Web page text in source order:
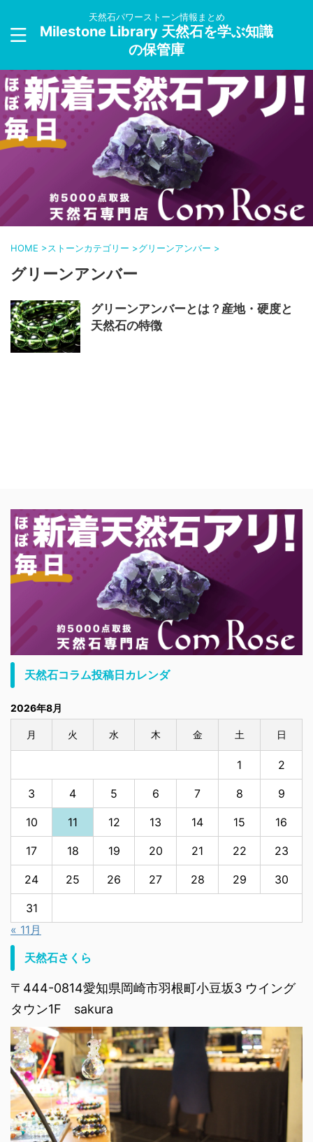
天然石パワーストーン情報まとめ
Milestone Library 天然石を学ぶ知識
の保管庫
HOME >ストーンカテゴリー >グリーンアンバー >
グリーンアンバー
グリーンアンバーとは？産地・硬度と
天然石の特徴
天然石コラム投稿日カレンダ
2026年8月
月 火 水 木 金 土 日
1 2
3 4 5 6 7 8 9
10 11 12 13 14 15 16
17 18 19 20 21 22 23
24 25 26 27 28 29 30
31
« 11月
天然石さくら
〒444-0814愛知県岡崎市羽根町小豆坂3 ウイング
タウン1F sakura